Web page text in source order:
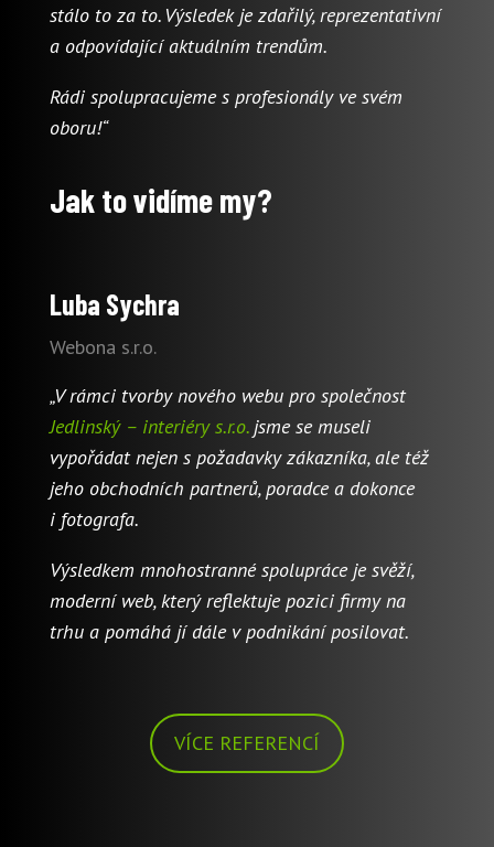
stálo to za to. Výsledek je zdařilý, reprezentativní
a odpovídající aktuálním trendům.
Rádi spolupracujeme s profesionály ve svém
oboru!“
Jak to vidíme my?
Luba Sychra
Webona s.r.o.
„V rámci tvorby nového webu pro společnost
Jedlinský – interiéry s.r.o.jsme se museli
vypořádat nejen s požadavky zákazníka, ale též
jeho obchodních partnerů, poradce a dokonce
i fotografa.
Výsledkem mnohostranné spolupráce je svěží,
moderní web, který reflektuje pozici firmy na
trhu a pomáhá jí dále v podnikání posilovat.
VÍCE REFERENCÍ